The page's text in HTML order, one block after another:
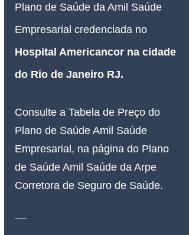
Plano de Saúde da Amil Saúde
Empresarial credenciada no
Hospital Americancor na cidade
do Rio de Janeiro RJ.
Consulte a Tabela de Preço do
Plano de Saúde Amil Saúde
Empresarial, na página do Plano
de Saúde Amil Saúde da Arpe
Corretora de Seguro de Saúde.
----